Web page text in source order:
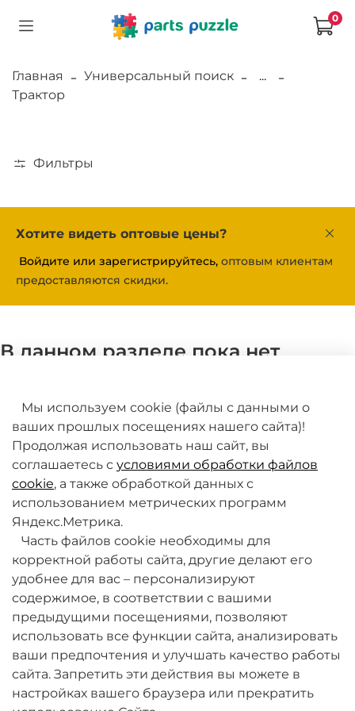
0
Главная Универсальный поиск
...
Трактор
Фильтры
Хотите видеть оптовые цены?
Войдите или зарегистрируйтесь, оптовым клиентам
предоставляются скидки.
В данном разделе пока нет
О компании
Товары и услуги
+7 (495) 789-38-95
09:00 - 18:00 (будни, по МСК)
Мы используем cookie (файлы с данными о
ваших прошлых посещениях нашего сайта)!
Продолжая использовать наш сайт, вы
соглашаетесь с условиями обработки файлов
cookie, а также обработкой данных с
использованием метрических программ
Яндекс.Метрика.
Часть файлов cookie необходимы для
корректной работы сайта, другие делают его
удобнее для вас – персонализируют
содержимое, в соответствии с вашими
предыдущими посещениями, позволяют
использовать все функции сайта, анализировать
ваши предпочтения и улучшать качество работы
сайта. Запретить эти действия вы можете в
настройках вашего браузера или прекратить